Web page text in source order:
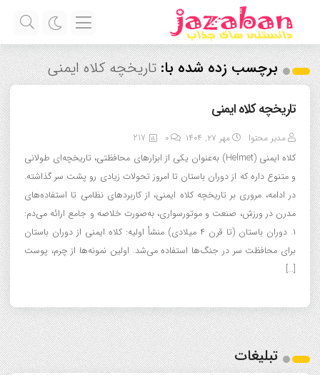
برچسب زده شده با:تاریخچه کلاه ایمنی
تاریخچه کلاه ایمنی
مدیر محتوا مهر ۲۷, ۱۴۰۴ 0
217
کلاه ایمنی (Helmet) به‌عنوان یکی از ابزارهای محافظتی، تاریخچه‌ای طولانی
و متنوع داره که از دوران باستان تا امروز تحولات زیادی رو پشت سر گذاشته.
در ادامه، مروری بر تاریخچه کلاه ایمنی، از کاربردهای نظامی تا استفاده‌های
مدرن در ورزش، صنعت و موتورسواری، به‌صورت خلاصه و جامع ارائه می‌دم:
۱. دوران باستان (تا قرن ۴ میلادی) منشأ اولیه: کلاه ایمنی از دوران باستان
برای محافظت سر در جنگ‌ها استفاده می‌شد. اولین نمونه‌ها از چرم، پوست
[…]
تبلیغات